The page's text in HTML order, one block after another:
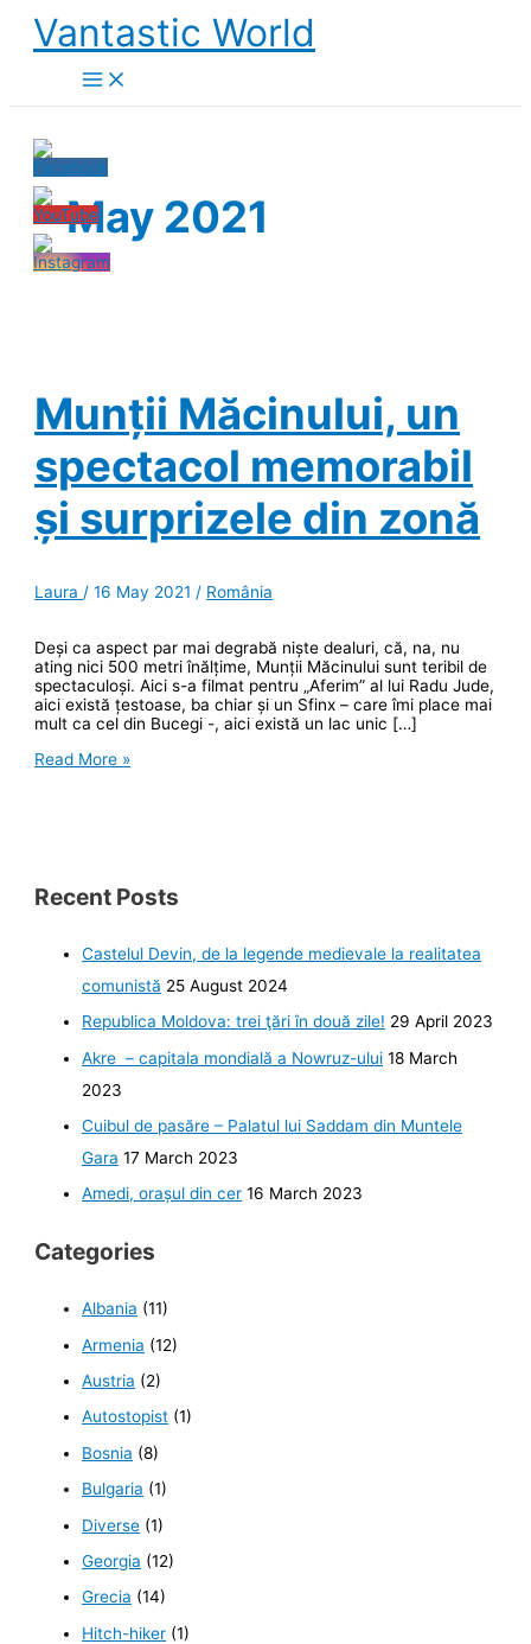
Skip
content
Vantastic World
May 2021
Munții Măcinului, un
spectacol memorabil
și surprizele din zonă
Laura /16 May 2021 / România
Deși ca aspect par mai degrabă niște dealuri, că, na, nu
ating nici 500 metri înălțime, Munții Măcinului sunt teribil de
spectaculoși. Aici s-a filmat pentru „Aferim” al lui Radu Jude,
aici există țestoase, ba chiar și un Sfinx – care îmi place mai
mult ca cel din Bucegi -, aici există un lac unic […]
Munții
din
zonă
Read More »
Recent Posts
Castelul Devin, de la legende medievale la realitatea
comunistă 25 August 2024
Republica Moldova: trei ţări în două zile! 29 April 2023
Akre – capitala mondială a Nowruz-ului 18 March
2023
Cuibul de pasăre – Palatul lui Saddam din Muntele
Gara 17 March 2023
Amedi, orașul din cer 16 March 2023
Categories
Albania (11)
Armenia (12)
Austria (2)
Autostopist (1)
Bosnia (8)
Bulgaria (1)
Diverse (1)
Georgia (12)
Grecia (14)
Hitch-hiker (1)